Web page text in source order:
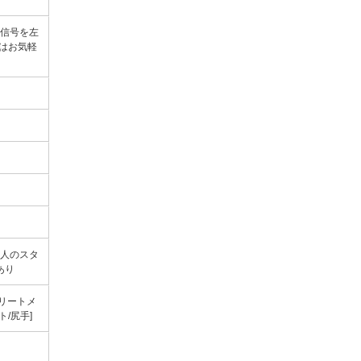
号を左
お気軽
のスタ
り
ートメ
/尻手]